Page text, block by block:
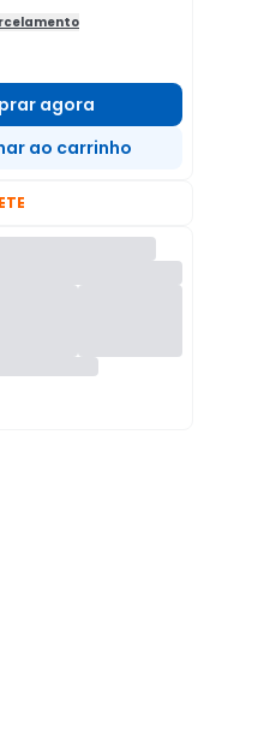
agora
ao carrinho